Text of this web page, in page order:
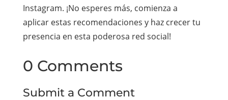
Instagram. ¡No esperes más, comienza a
aplicar estas recomendaciones y haz crecer tu
presencia en esta poderosa red social!
0 Comments
Submit a Comment